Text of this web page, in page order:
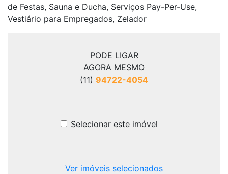
PODE LIGAR
AGORA MESMO
(11) 94722-4054
Selecionar este imóvel
Ver imóveis selecionados
de Festas, Sauna e Ducha, Serviços Pay-Per-Use,
Vestiário para Empregados, Zelador